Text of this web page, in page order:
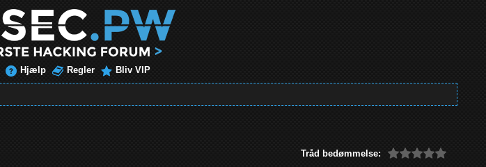
Hjælp Regler Bliv VIP
Tråd bedømmelse: